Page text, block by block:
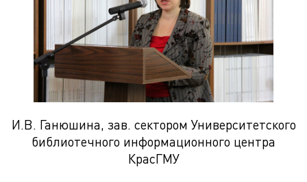
И.В. Ганюшина, зав. сектором Университетского
библиотечного информационного центра
КрасГМУ